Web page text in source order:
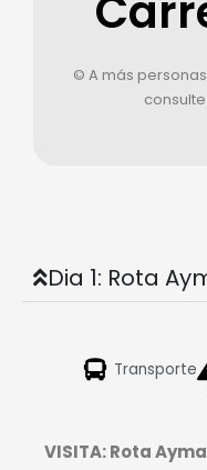
© A más
Dia 1: Rota
Transporte
VISITA: Rota